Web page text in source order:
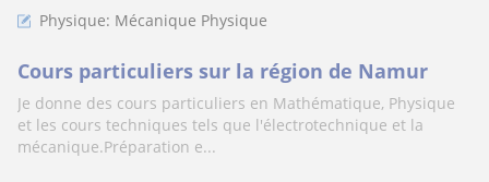
Physique: Mécanique Physique
Cours particuliers sur la région de Namur
Je donne des cours particuliers en Mathématique, Physique
et les cours techniques tels que l'électrotechnique et la
mécanique.Préparation e...